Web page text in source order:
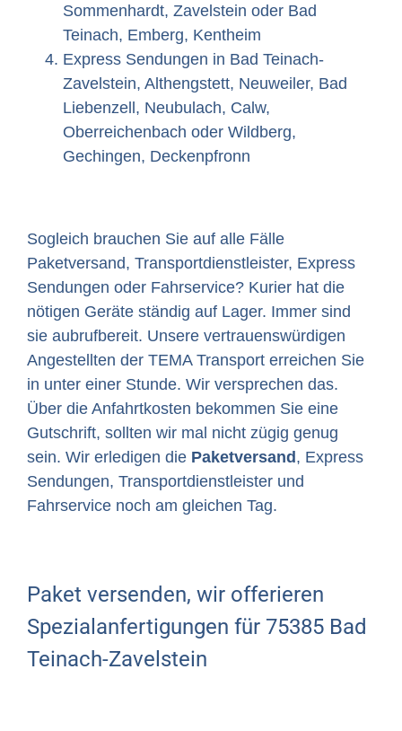
Sommenhardt, Zavelstein oder Bad
Teinach, Emberg, Kentheim
Express Sendungen in Bad Teinach-
Zavelstein, Althengstett, Neuweiler, Bad
Liebenzell, Neubulach, Calw,
Oberreichenbach oder Wildberg,
Gechingen, Deckenpfronn
Sogleich brauchen Sie auf alle Fälle
Paketversand, Transportdienstleister, Express
Sendungen oder Fahrservice? Kurier hat die
nötigen Geräte ständig auf Lager. Immer sind
sie aubrufbereit. Unsere vertrauenswürdigen
Angestellten der TEMA Transport erreichen Sie
in unter einer Stunde. Wir versprechen das.
Über die Anfahrtkosten bekommen Sie eine
Gutschrift, sollten wir mal nicht zügig genug
sein. Wir erledigen die Paketversand, Express
Sendungen, Transportdienstleister und
Fahrservice noch am gleichen Tag.
Paket versenden, wir offerieren
Spezialanfertigungen für 75385 Bad
Teinach-Zavelstein